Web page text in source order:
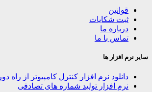
قوانین
ثبت شکایات
درباره ما
تماس با ما
سایر نرم افزار ها
دانلود نرم افزار کنترل کامپیوتر از راه دور
نرم افزار تولید شماره های تصادفی